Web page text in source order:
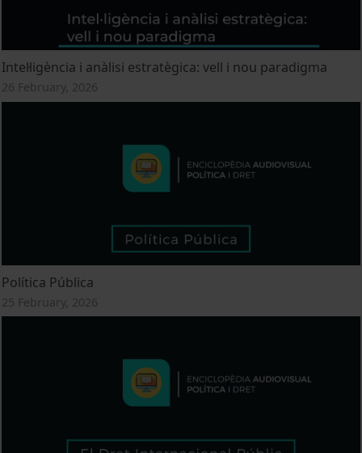
Intel·ligència i anàlisi estratègica: vell i nou paradigma
26 February, 2026
Política Pública
25 February, 2026